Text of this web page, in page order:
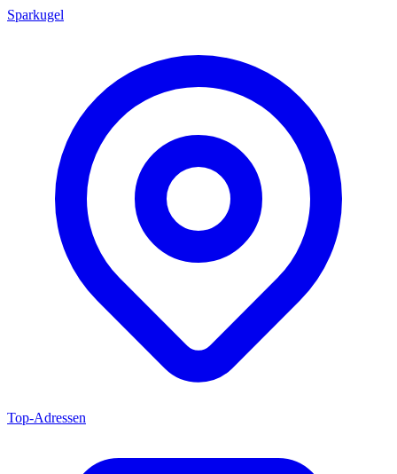
Sparkugel
Top-Adressen